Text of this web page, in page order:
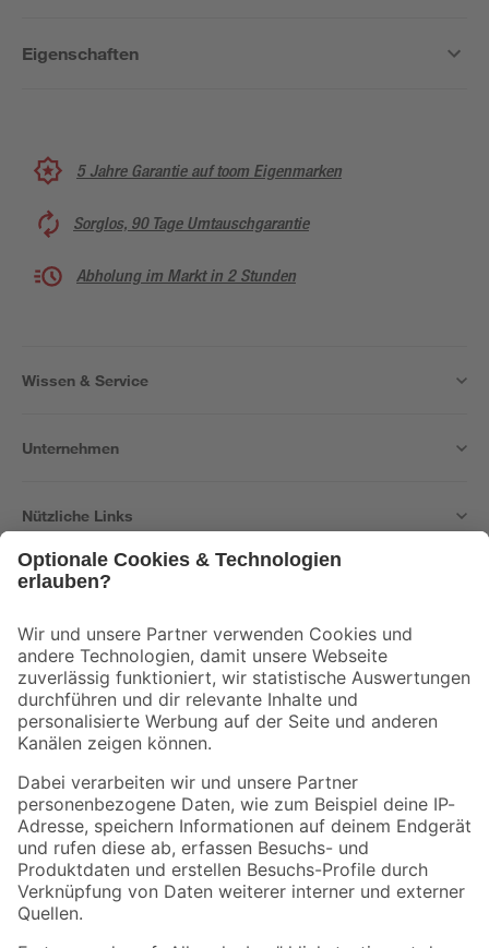
Eigenschaften
5 Jahre Garantie auf toom Eigenmarken
Sorglos, 90 Tage Umtauschgarantie
Abholung im Markt in 2 Stunden
Wissen & Service
Unternehmen
Nützliche Links
Der toom Newsletter: Keine Angebote und Aktionen mehr verpassen!
Zur Newsletter Anmeldung
Folge uns
Zahlungsarten Versandarten
Sicher einkaufen